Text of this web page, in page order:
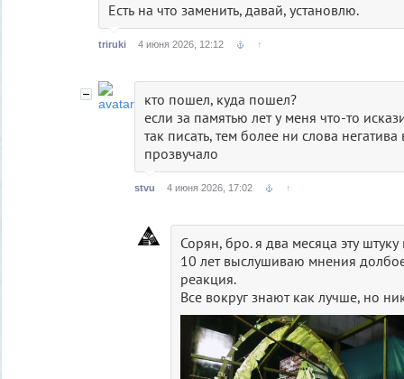
Есть на что заменить, давай, установлю.
triruki 4 июня 2026, 12:12 ↑
кто пошел, куда пошел?
если за памятью лет у меня что-то
так писать, тем более ни слова
прозвучало
stvu 4 июня 2026, 17:02 ↑
Сорян, бро. я два месяца эту
10 лет выслушиваю мнения
реакция.
Все вокруг знают как лучше, но